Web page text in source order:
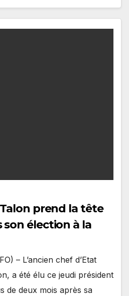
prend la tête
son élection à la
– L’ancien chef d’Etat
a été élu ce jeudi président
de deux mois après sa